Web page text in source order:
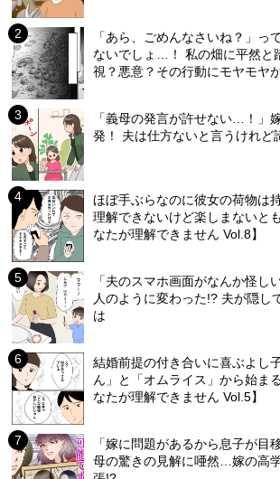
「あら、ごめんなさいね？」っ
ないでしょ…！ 私の畑に平然
視？悪意？その行動にモヤモヤ
「義母の発言が許せない…！」
発！ 夫は仕方ないと言うけれど
ほぼ手ぶらなのに彼女の荷物は
理解できないけど楽しまないと
なたが理解できません Vol.8】
「夫のスマホ画面がなんか怪し
人のように変わった!? 夫が隠し
は
結婚前提の付き合いに喜ぶよし
ん」と「オムライス」から始ま
なたが理解できません Vol.5】
「嫁に問題があるから息子が目
母の驚きの見解に唖然…嫁の高